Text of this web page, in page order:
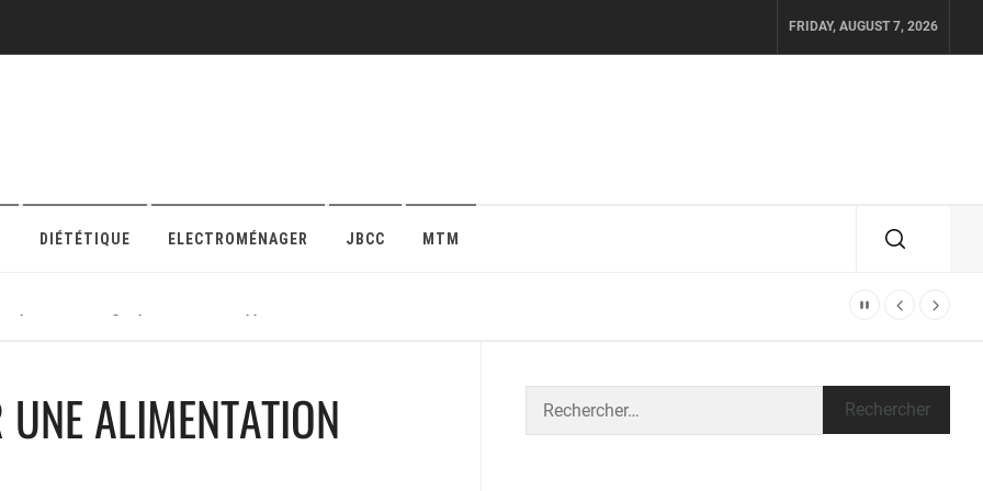
FRIDAY, AUGUST 7, 2026
DIÉTÉTIQUE ELECTROMÉNAGER JBCC MTM
protection en ligne pour maison ou appartement
ALIMENTATION